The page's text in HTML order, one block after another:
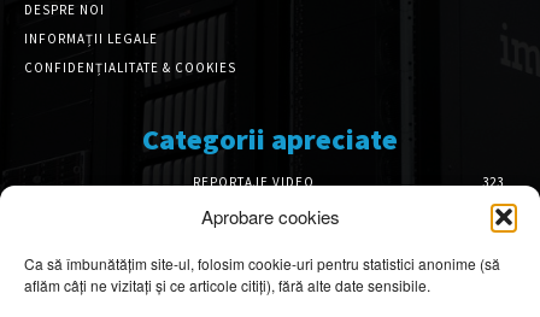
Aprobare cookies
Ca să îmbunătățim site-ul, folosim cookie-uri pentru statistici anonime (să
aflăm câți ne vizitați și ce articole citiți), fără alte date sensibile.
DESPRE NOI
INFORMAȚII LEGALE
CONFIDENȚIALITATE & COOKIES
Categorii apreciate
REPORTAJE VIDEO
323
AMENAJĂRI INTERIOARE
126
DESIGN INTERIOR
64
ARHITECTURĂ & DESIGN